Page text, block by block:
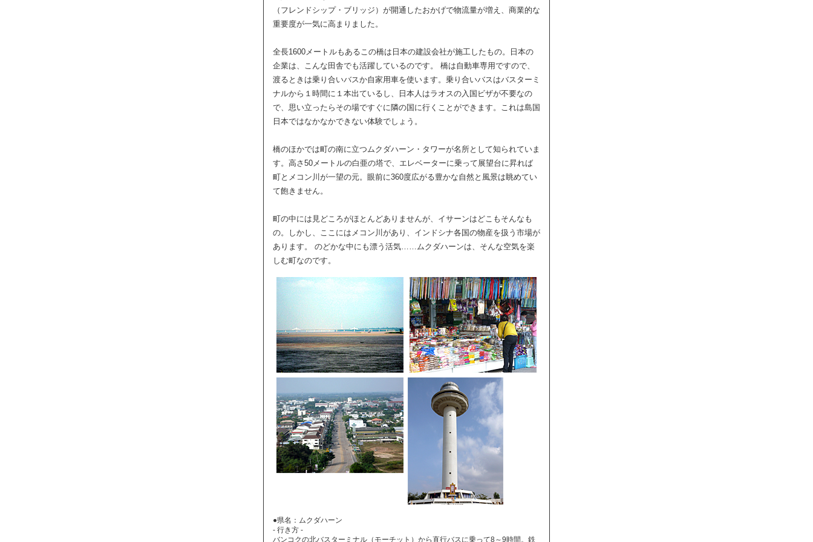
（フレンドシップ・ブリッジ）が開通したおかげで物流量が増え、商業的な
重要度が一気に高まりました。
全長1600メートルもあるこの橋は日本の建設会社が施工したもの。日本の
企業は、こんな田舎でも活躍しているのです。 橋は自動車専用ですので、
渡るときは乗り合いバスか自家用車を使います。乗り合いバスはバスターミ
ナルから１時間に１本出ているし、日本人はラオスの入国ビザが不要なの
で、思い立ったらその場ですぐに隣の国に行くことができます。これは島国
日本ではなかなかできない体験でしょう。
橋のほかでは町の南に立つムクダハーン・タワーが名所として知られていま
す。高さ50メートルの白亜の塔で、エレベーターに乗って展望台に昇れば
町とメコン川が一望の元。眼前に360度広がる豊かな自然と風景は眺めてい
て飽きません。
町の中には見どころがほとんどありませんが、イサーンはどこもそんなも
の。しかし、ここにはメコン川があり、インドシナ各国の物産を扱う市場が
あります。 のどかな中にも漂う活気……ムクダハーンは、そんな空気を楽
しむ町なのです。
●県名：ムクダハーン
- 行き方 -
バンコクの北バスターミナル（モーチット）から直行バスに乗って8～9時間。鉄